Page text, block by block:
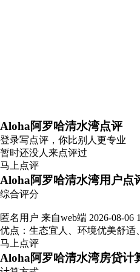
Aloha阿罗哈清水湾点评
登录写点评，你比别人更专业
暂时还没人来点评过
马上点评
Aloha阿罗哈清水湾用户点
综合评分
匿名用户 来自web端 2026-08-06
优点：生态宜人、环境优美舒
马上点评
Aloha阿罗哈清水湾房贷计